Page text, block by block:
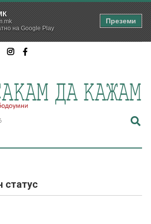
статус
на Google Play
Преземи